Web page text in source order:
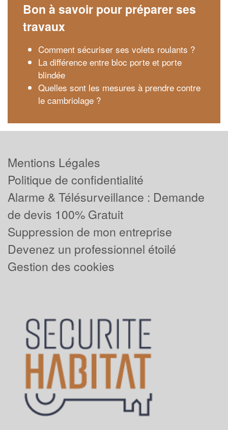
Bon à savoir pour préparer ses
travaux
Comment sécuriser ses volets roulants ?
La différence entre bloc porte et porte
blindée
Quelles sont les mesures à prendre contre
le cambriolage ?
Mentions Légales
Politique de confidentialité
Alarme & Télésurveillance : Demande
de devis 100% Gratuit
Suppression de mon entreprise
Devenez un professionnel étoilé
Gestion des cookies